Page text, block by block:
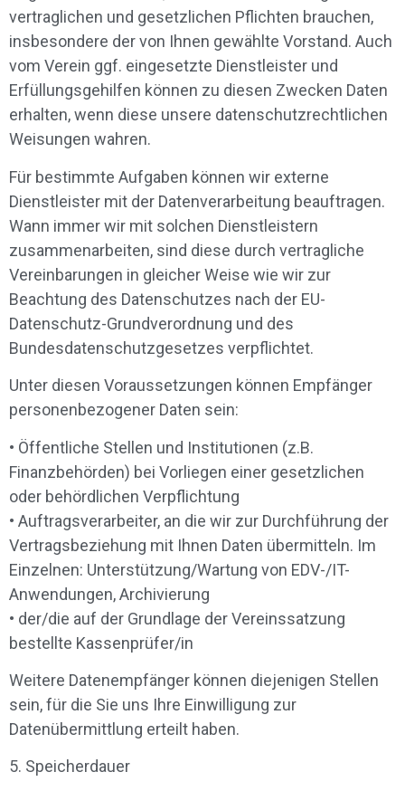
vertraglichen und gesetzlichen Pflichten brauchen,
insbesondere der von Ihnen gewählte Vorstand. Auch
vom Verein ggf. eingesetzte Dienstleister und
Erfüllungsgehilfen können zu diesen Zwecken Daten
erhalten, wenn diese unsere datenschutzrechtlichen
Weisungen wahren.
Für bestimmte Aufgaben können wir externe
Dienstleister mit der Datenverarbeitung beauftragen.
Wann immer wir mit solchen Dienstleistern
zusammenarbeiten, sind diese durch vertragliche
Vereinbarungen in gleicher Weise wie wir zur
Beachtung des Datenschutzes nach der EU-
Datenschutz-Grundverordnung und des
Bundesdatenschutzgesetzes verpflichtet.
Unter diesen Voraussetzungen können Empfänger
personenbezogener Daten sein:
• Öffentliche Stellen und Institutionen (z.B.
Finanzbehörden) bei Vorliegen einer gesetzlichen
oder behördlichen Verpflichtung
• Auftragsverarbeiter, an die wir zur Durchführung der
Vertragsbeziehung mit Ihnen Daten übermitteln. Im
Einzelnen: Unterstützung/Wartung von EDV-/IT-
Anwendungen, Archivierung
• der/die auf der Grundlage der Vereinssatzung
bestellte Kassenprüfer/in
Weitere Datenempfänger können diejenigen Stellen
sein, für die Sie uns Ihre Einwilligung zur
Datenübermittlung erteilt haben.
5. Speicherdauer